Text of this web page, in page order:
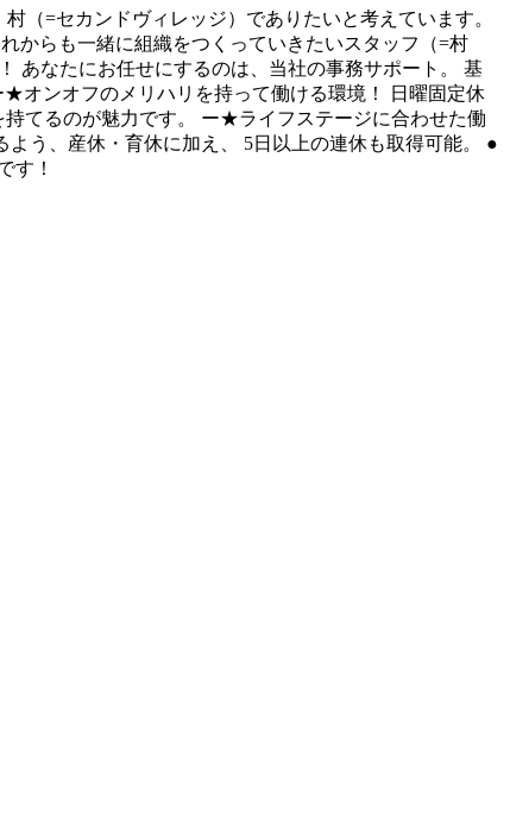
（=セカンドヴィレッジ）でありたいと考えています。
れからも一緒に組織をつくっていきたいスタッフ（=村
あなたにお任せにするのは、当社の事務サポート。
基
★オンオフのメリハリを持って働ける環境！
日曜固定休
てるのが魅力です。
ー★ライフステージに合わせた働
う、産休・育休に加え、 5日以上の連休も取得可能。
●
す！